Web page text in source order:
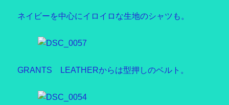
ネイビーを中心にイロイロな生地のシャツも。
GRANTS LEATHERからは型押しのベルト。